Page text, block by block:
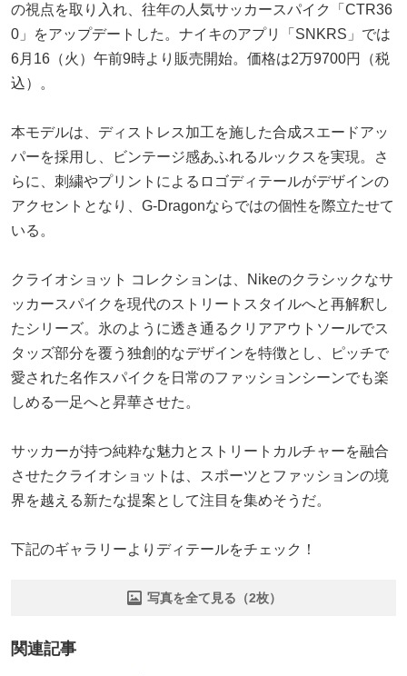
の視点を取り入れ、往年の人気サッカースパイク「CTR36
0」をアップデートした。ナイキのアプリ「SNKRS」では
6月16（火）午前9時より販売開始。価格は2万9700円（税
込）。
本モデルは、ディストレス加工を施した合成スエードアッ
パーを採用し、ビンテージ感あふれるルックスを実現。さ
らに、刺繍やプリントによるロゴディテールがデザインの
アクセントとなり、G-Dragonならではの個性を際立たせて
いる。
クライオショット コレクションは、Nikeのクラシックなサ
ッカースパイクを現代のストリートスタイルへと再解釈し
たシリーズ。氷のように透き通るクリアアウトソールでス
タッズ部分を覆う独創的なデザインを特徴とし、ピッチで
愛された名作スパイクを日常のファッションシーンでも楽
しめる一足へと昇華させた。
サッカーが持つ純粋な魅力とストリートカルチャーを融合
させたクライオショットは、スポーツとファッションの境
界を越える新たな提案として注目を集めそうだ。
下記のギャラリーよりディテールをチェック！
写真を全て見る（2枚）
関連記事